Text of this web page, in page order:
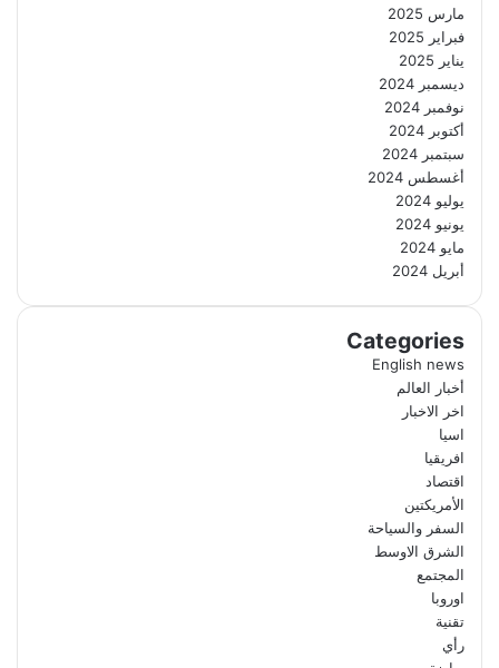
مارس 2025
فبراير 2025
يناير 2025
ديسمبر 2024
نوفمبر 2024
أكتوبر 2024
سبتمبر 2024
أغسطس 2024
يوليو 2024
يونيو 2024
مايو 2024
أبريل 2024
Categories
English news
أخبار العالم
اخر الاخبار
اسيا
افريقيا
اقتصاد
الأمريكتين
السفر والسياحة
الشرق الاوسط
المجتمع
اوروبا
تقنية
رأي